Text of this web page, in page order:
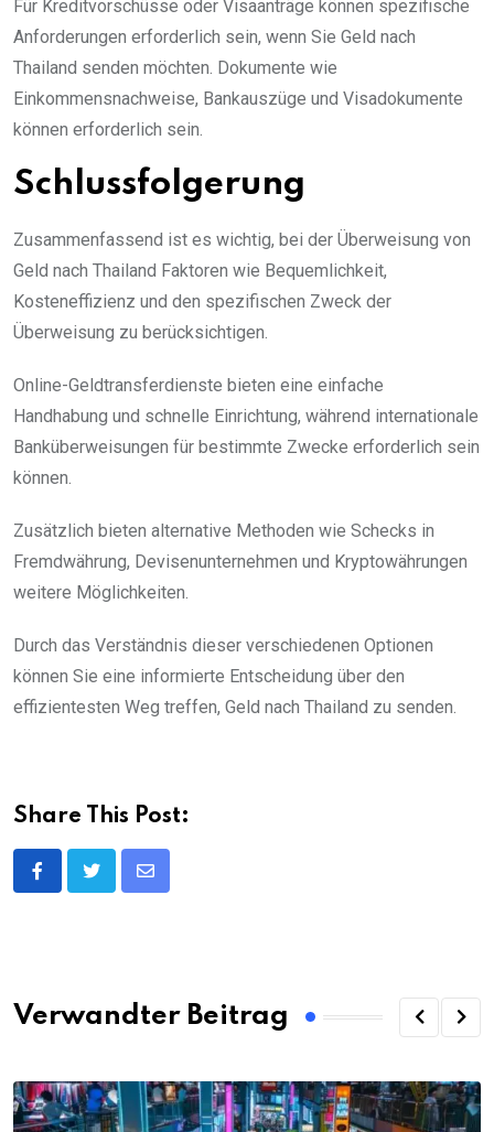
Für Kreditvorschüsse oder Visaanträge können spezifische
Anforderungen erforderlich sein, wenn Sie Geld nach
Thailand senden möchten. Dokumente wie
Einkommensnachweise, Bankauszüge und Visadokumente
können erforderlich sein.
Schlussfolgerung
Zusammenfassend ist es wichtig, bei der Überweisung von
Geld nach Thailand Faktoren wie Bequemlichkeit,
Kosteneffizienz und den spezifischen Zweck der
Überweisung zu berücksichtigen.
Online-Geldtransferdienste bieten eine einfache
Handhabung und schnelle Einrichtung, während internationale
Banküberweisungen für bestimmte Zwecke erforderlich sein
können.
Zusätzlich bieten alternative Methoden wie Schecks in
Fremdwährung, Devisenunternehmen und Kryptowährungen
weitere Möglichkeiten.
Durch das Verständnis dieser verschiedenen Optionen
können Sie eine informierte Entscheidung über den
effizientesten Weg treffen, Geld nach Thailand zu senden.
Share This Post:
Share
Verwandter Beitrag